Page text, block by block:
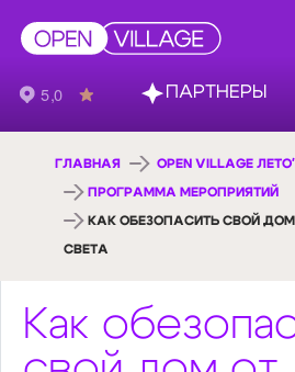
ГЛАВНАЯ OPEN VILLAGE
ПРОГРАММА МЕРОПРИЯТИЙ
КАК ОБЕЗОПАСИТЬ СВОЙ
СВЕТА
Как